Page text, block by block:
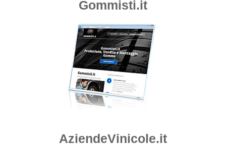
Gommisti.it
AziendeVinicole.it